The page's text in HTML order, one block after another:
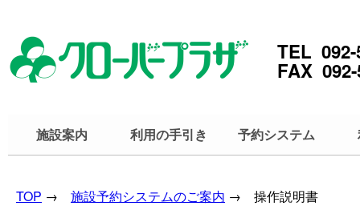
TEL 092-
FAX
施設案内 利用の手引き 予約システム
TOP → 施設予約システムのご案内 → 操作説明書